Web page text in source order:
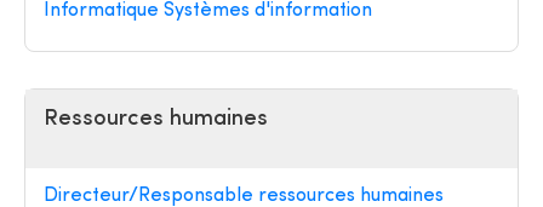
Informatique Systèmes d'information
Ressources humaines
Directeur/Responsable ressources humaines